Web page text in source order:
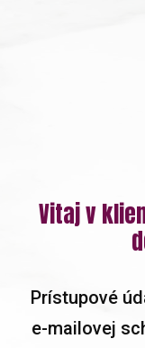
Vitaj v
Prístupové
e-mailovej